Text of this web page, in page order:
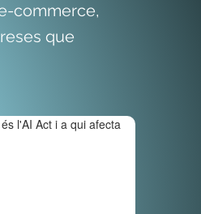
commerce,
que